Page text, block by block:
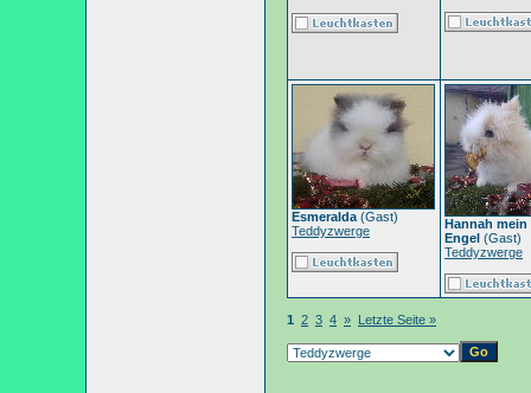
Esmeralda (Gast)
Teddyzwerge
Hannah mein
Engel (Gast)
Teddyzwerge
1 2 3 4 » Letzte Seite »